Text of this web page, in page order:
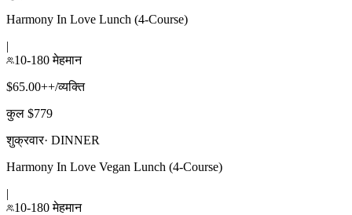
Harmony In Love Lunch (4-Course)
|
10-180 मेहमान
$65.00++/व्यक्ति
कुल $779
शुक्रवार· DINNER
Harmony In Love Vegan Lunch (4-Course)
|
10-180 मेहमान